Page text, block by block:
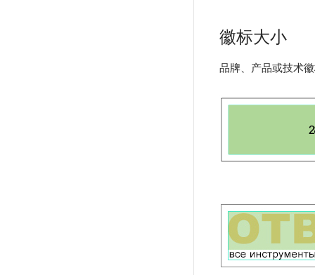
徽标大小
品牌、产品或技术